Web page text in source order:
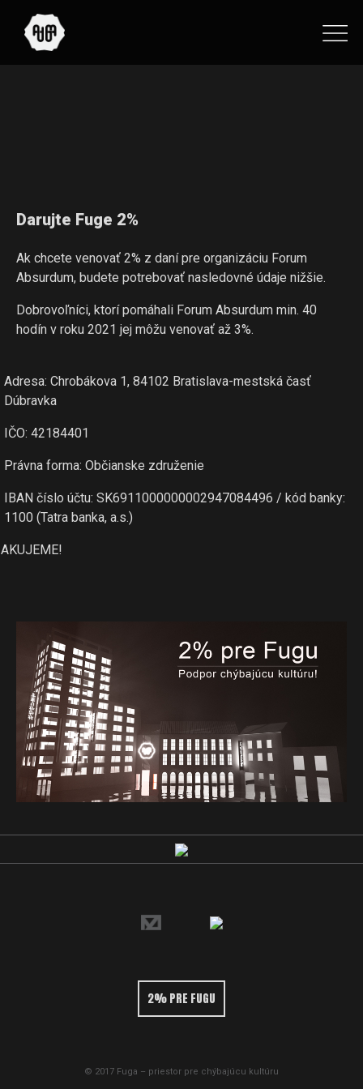
Darujte Fuge 2%
Ak chcete venovať 2% z daní pre organizáciu Forum
Absurdum, budete potrebovať nasledovné údaje nižšie.
Dobrovoľníci, ktorí pomáhali Forum Absurdum min. 40
hodín v roku 2021 jej môžu venovať až 3%.
Adresa: Chrobákova 1, 84102 Bratislava-mestská časť
Dúbravka
IČO: 42184401
Právna forma: Občianske združenie
IBAN číslo účtu: SK6911000000002947084496 / kód banky:
1100 (Tatra banka, a.s.)
2% PRE FUGU
© 2017 Fuga – priestor pre chýbajúcu kultúru